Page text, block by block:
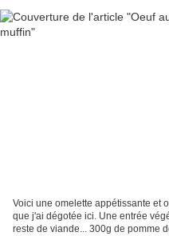
Voici une omelette appétissante et
que j'ai dégotée ici. Une entrée
reste de viande... 300g de pomme